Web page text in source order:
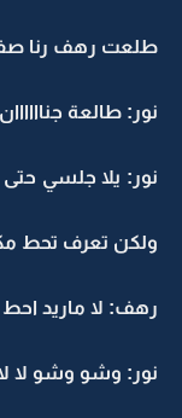
طلعت رهف رنا صفرت:
نور: طالعة جناااااان
نور: يلا جلسي
ولكن تعرف تحط
رهف: لا ماريد
نور: وشو وشو لا